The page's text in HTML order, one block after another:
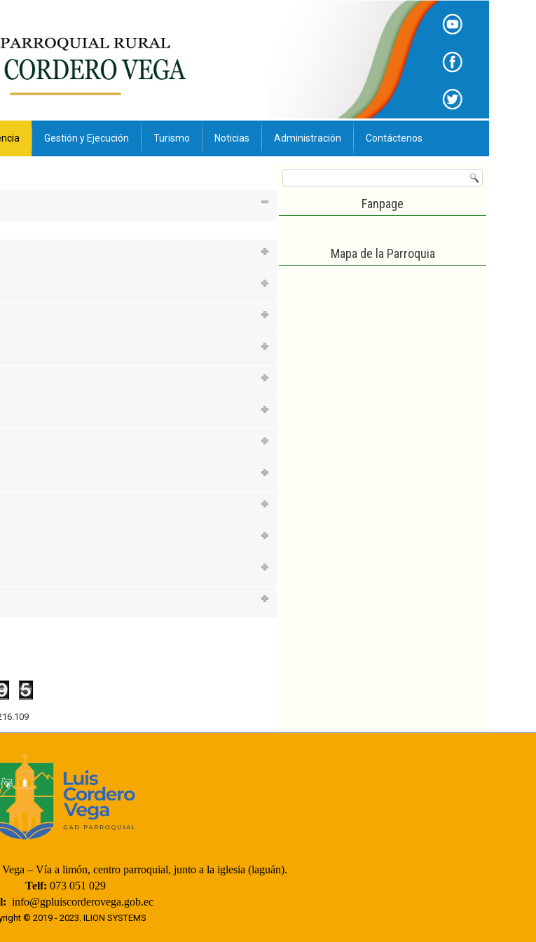
Gestión y Ejecución Turismo Noticias Administración Contáctenos
Fanpage
Mapa de la Parroquia
– Vía a limón, centro parroquial, junto a la iglesia (laguán).
Telf: 073 051 029
info@gpluiscorderovega.gob.ec
© 2019 - 2023. ILION SYSTEMS